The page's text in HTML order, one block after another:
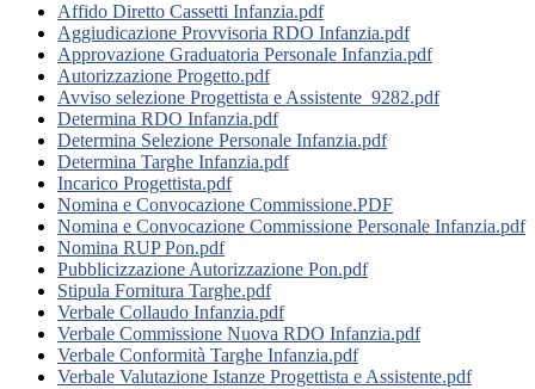
Affido Diretto Cassetti Infanzia.pdf
Aggiudicazione Provvisoria RDO Infanzia.pdf
Approvazione Graduatoria Personale Infanzia.pdf
Autorizzazione Progetto.pdf
Avviso selezione Progettista e Assistente_9282.pdf
Determina RDO Infanzia.pdf
Determina Selezione Personale Infanzia.pdf
Determina Targhe Infanzia.pdf
Incarico Progettista.pdf
Nomina e Convocazione Commissione.PDF
Nomina e Convocazione Commissione Personale Infanzia.pdf
Nomina RUP Pon.pdf
Pubblicizzazione Autorizzazione Pon.pdf
Stipula Fornitura Targhe.pdf
Verbale Collaudo Infanzia.pdf
Verbale Commissione Nuova RDO Infanzia.pdf
Verbale Conformità Targhe Infanzia.pdf
Verbale Valutazione Istanze Progettista e Assistente.pdf